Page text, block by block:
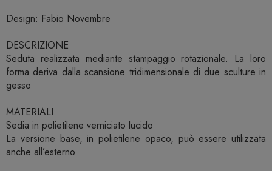
Design: Fabio Novembre
DESCRIZIONE
Seduta realizzata mediante stampaggio rotazionale. La loro
forma deriva dalla scansione tridimensionale di due sculture in
gesso
MATERIALI
Sedia in polietilene verniciato lucido
La versione base, in polietilene opaco, può essere utilizzata
anche all’esterno